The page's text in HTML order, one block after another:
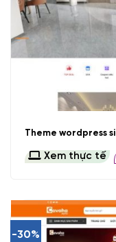
Theme wordpress
Xem thực tế
-30%